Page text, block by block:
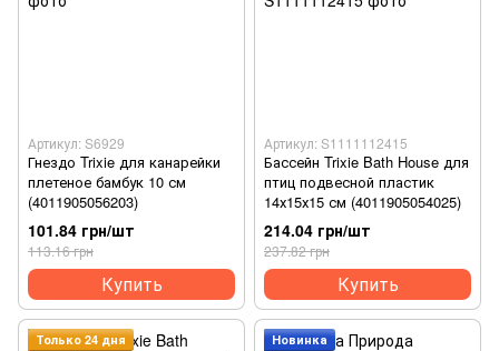
Артикул: S6929
Гнездо Trixie для канарейки
плетеное бамбук 10 см
(4011905056203)
101.84 грн/шт
113.16 грн
Купить
Артикул: S1111112415
Бассейн Trixie Bath House для
птиц подвесной пластик
14х15х15 см (4011905054025)
214.04 грн/шт
237.82 грн
Купить
Только 24 дня
Новинка